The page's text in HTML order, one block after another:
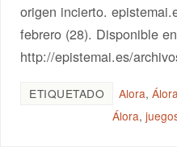
origen incierto.
febrero (28). Disponible
http://epistemai.es/
ETIQUETADO Alora,
Álora,